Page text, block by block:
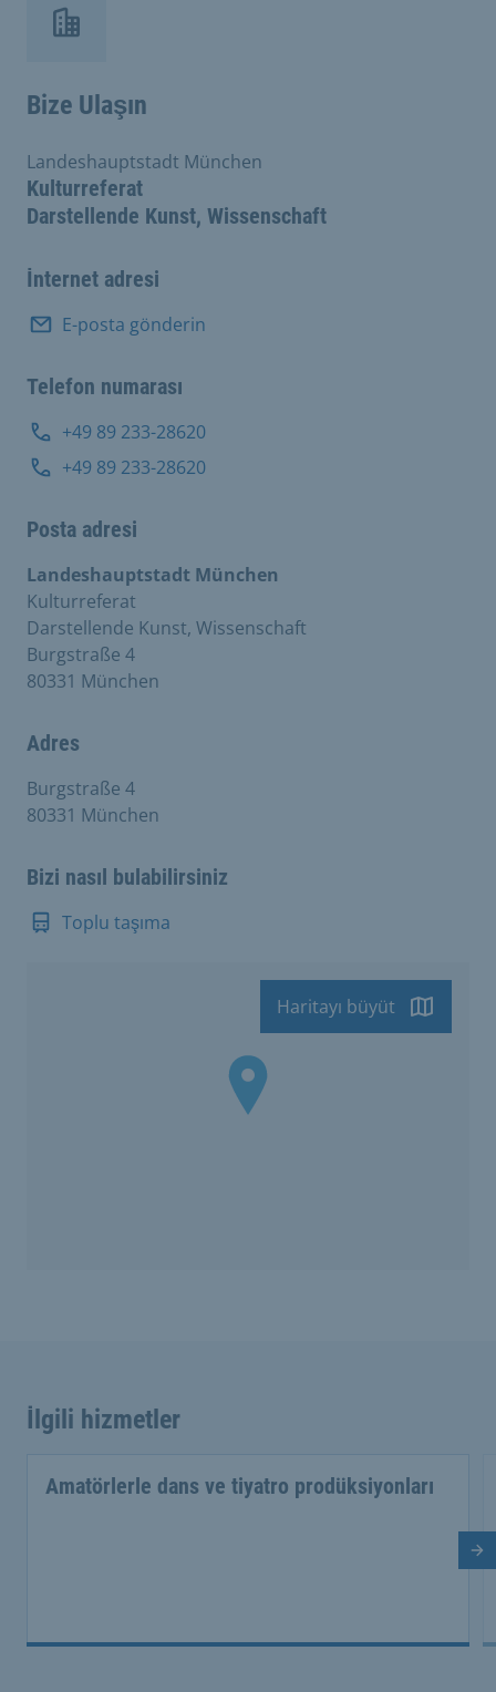
Bize Ulaşın
Kulturreferat
Darstellende Kunst, Wissenschaft
Landeshauptstadt München
İnternet adresi
E-posta gönderin
Telefon numarası
+49 89 233-28620
+49 89 233-28620
Posta adresi
Landeshauptstadt München
Kulturreferat
Darstellende Kunst, Wissenschaft
Burgstraße 4
80331 München
Adres
Burgstraße 4
80331 München
Bizi nasıl bulabilirsiniz
Toplu taşıma
Haritayı büyüt
İlgili hizmetler
Amatörlerle dans ve tiyatro prodüksiyonları